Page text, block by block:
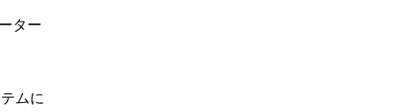
ター
ムに